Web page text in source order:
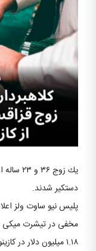
يك زوج
دستكير شدند.
پليس نيو ساوت ولز
مخفى در تيشرت
١.١٨ ميليون دلار در كازينوى كراون سيدنى برنده شدند.